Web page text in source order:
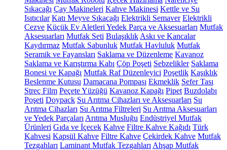
Sıkacağı Çay Makineleri Kahve Makinesi Kettle ve Su
Isıtıcılar Katı Meyve Sıkacağı Elektrikli Semaver Elektrikli
Cezve Küçük Ev Aletleri Yedek Parça ve Aksesuarları Mutfak
Aksesuarları Mutfak Seti Bulaşıklık Askı ve Kancalar
Kaydırmaz Mutfak Sabunluk Mutfak Havluluk Mutfak
Seramik ve Fayansları Saklama ve Düzenleme Kavanoz
Saklama ve Karıştırma Kabı Çöp Poşeti Sebzelikler Saklama
Bonesi ve Kapağı Mutfak Raf Düzenleyici Poşetlik Kaşıklık
Beslenme Kutusu Damacana Pompası Ekmeklik Sefer Tası
Streç Film Peçete Yüzüğü Kavanoz Kapağı Pipet Buzdolabı
Poşeti Doypack Su Arıtma Cihazları ve Aksesuarları Su
Arıtma Cihazları Su Arıtma Filtreleri Su Arıtma Aksesuarları
ve Yedek Parçaları Arıtma Musluğu Endüstriyel Mutfak
Ürünleri Gıda ve İçecek Kahve Filtre Kahve Kağıdı Türk
Kahvesi Kapsül Kahve Filtre Kahve Çekirdek Kahve Mutfak
Tezgahları Laminant Mutfak Tezgahları Ahşap Mutfak